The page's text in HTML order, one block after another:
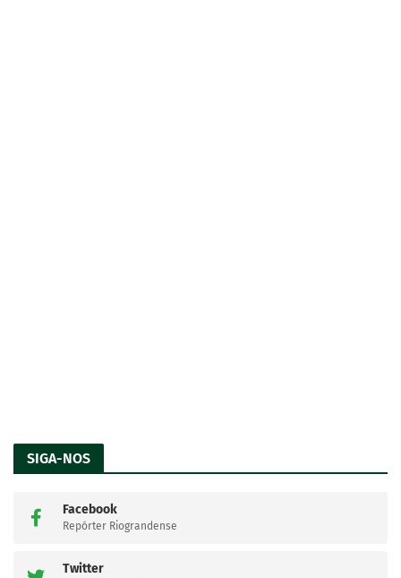
SIGA-NOS
Facebook
Repórter Riograndense
Twitter